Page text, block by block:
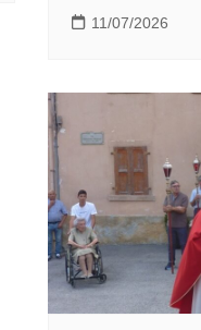
11/07/2026